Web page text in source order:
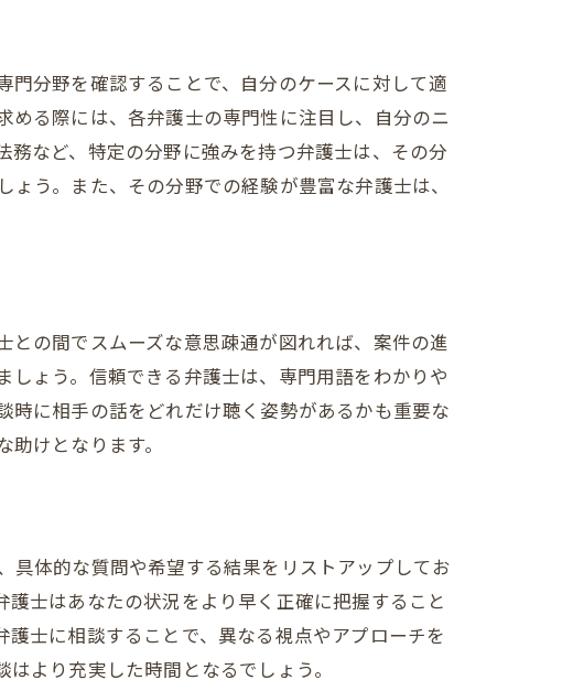
分野を確認することで、自分のケースに対して適
る際には、各弁護士の専門性に注目し、自分のニ
など、特定の分野に強みを持つ弁護士は、その分
う。また、その分野での経験が豊富な弁護士は、
の間でスムーズな意思疎通が図れれば、案件の進
ょう。信頼できる弁護士は、専門用語をわかりや
に相手の話をどれだけ聴く姿勢があるかも重要な
けとなります。
体的な質問や希望する結果をリストアップしてお
士はあなたの状況をより早く正確に把握すること
士に相談することで、異なる視点やアプローチを
より充実した時間となるでしょう。